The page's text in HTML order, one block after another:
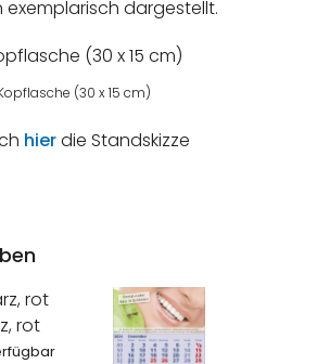
exemplarisch dargestellt.
(30 x 15 cm)
hierdie Standskizze
rot